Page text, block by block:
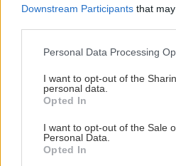
Downstream Participants that
Please note that this website/app
not limited to your visit or usage
grant or deny consent to Google
use your data for below specified
consent section.
Personal Data Processing
I want to opt-out of the
personal data.
Opted In
I want to opt-out of the Sale
Personal Data.
Opted In